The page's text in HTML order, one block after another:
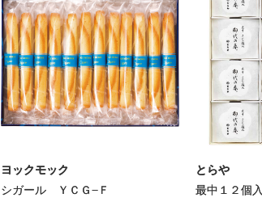
ヨックモック
シガール ＹＣＧ−Ｆ
とらや
最中１２個入